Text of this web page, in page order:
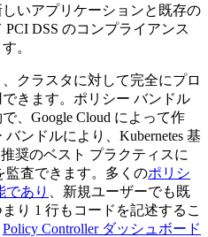
いアプリケーションと既存の
DSS のコンプライアンス
。
クラスタに対して完全にプロ
きます。ポリシー バンドル
、Google Cloud によって作
ンドルにより、Kubernetes 基
奨のベスト プラクティスに
監査できます。多くのポリシ
であり
、新規ユーザーでも既
り 1 行もコードを記述するこ
Policy Controller ダッシュボード